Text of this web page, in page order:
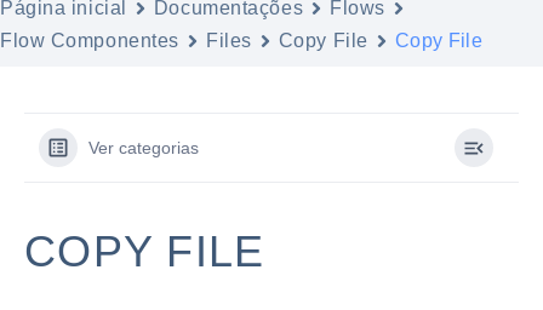
Página inicial Documentações
Flows
Flow Componentes
Files Copy File Copy File
Ver categorias
COPY FILE